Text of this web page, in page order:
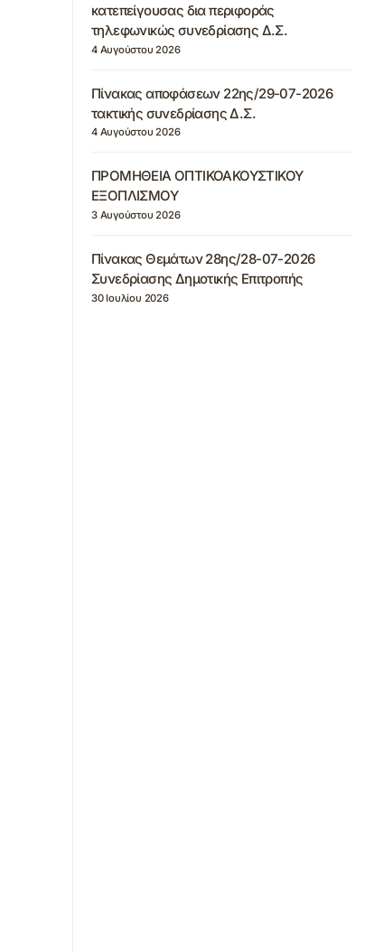
κατεπείγουσας δια περιφοράς
τηλεφωνικώς συνεδρίασης Δ.Σ.
4 Αυγούστου 2026
Πίνακας αποφάσεων 22ης/29-07-2026
τακτικής συνεδρίασης Δ.Σ.
4 Αυγούστου 2026
ΠΡΟΜΗΘΕΙΑ ΟΠΤΙΚΟΑΚΟΥΣΤΙΚΟΥ
ΕΞΟΠΛΙΣΜΟΥ
3 Αυγούστου 2026
Πίνακας Θεμάτων 28ης/28-07-2026
Συνεδρίασης Δημοτικής Επιτροπής
30 Ιουλίου 2026